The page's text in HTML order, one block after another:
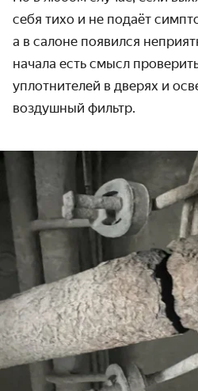
себя тихо и не подаёт
а в салоне появился
начала есть смысл
уплотнителей в дверях и
воздушный фильтр.